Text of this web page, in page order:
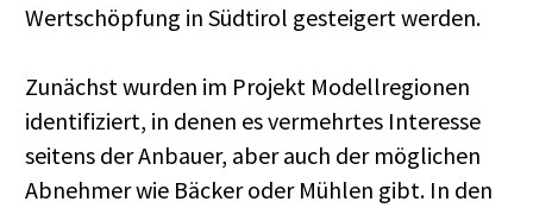
Wertschöpfung in Südtirol gesteigert werden.
Zunächst wurden im Projekt Modellregionen
identifiziert, in denen es vermehrtes Interesse
seitens der Anbauer, aber auch der möglichen
Abnehmer wie Bäcker oder Mühlen gibt. In den